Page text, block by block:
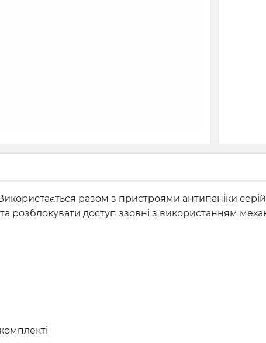
разом з пристроями антипаніки
розблокувати доступ ззовні з використанням